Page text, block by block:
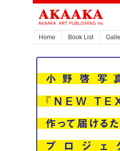
Home Book List